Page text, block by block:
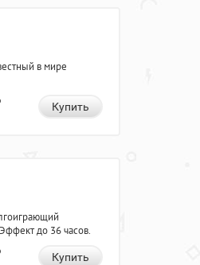
в мире
Купить
до 36 часов.
Купить